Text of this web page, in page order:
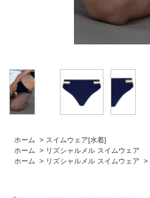
ホーム > スイムウェア[水着]
ホーム
> リズシャルメル スイムウェア
ホーム
> リズシャルメル スイムウェア >